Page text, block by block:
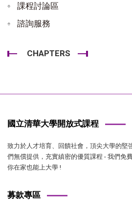
課程討論區
諮詢服務
CHAPTERS
國立清華大學開放式課程
致力於人才培育、回饋社會，頂尖大學的堅
們無償提供，充實縝密的優質課程 - 我們免
你在家也能上大學 !
募款專區